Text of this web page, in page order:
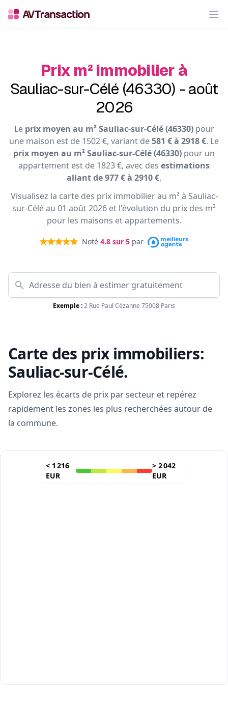
Prix m² immobilier à
Sauliac-sur-Célé (46330) - août
2026
Le prix moyen au m² Sauliac-sur-Célé (46330)pour
une maison est de 1502 €, variant de581 € à 2918 €. Le
prix moyen au m² Sauliac-sur-Célé (46330) pour un
appartement est de 1823 €, avec des estimations
allant de 977 € à 2910 €.
Visualisez la carte des prix immobilier au m² à Sauliac-
sur-Célé au 01 août 2026 et l'évolution du prix des m²
pour les maisons et appartements.
Noté 4.8 sur 5 par
Exemple :2 Rue Paul Cézanne 75008 Paris
Carte des prix immobiliers:
Sauliac-sur-Célé.
Explorez les écarts de prix par secteur et repérez
rapidement les zones les plus recherchées autour de
la commune.
< 1 216
EUR
> 2 042
EUR